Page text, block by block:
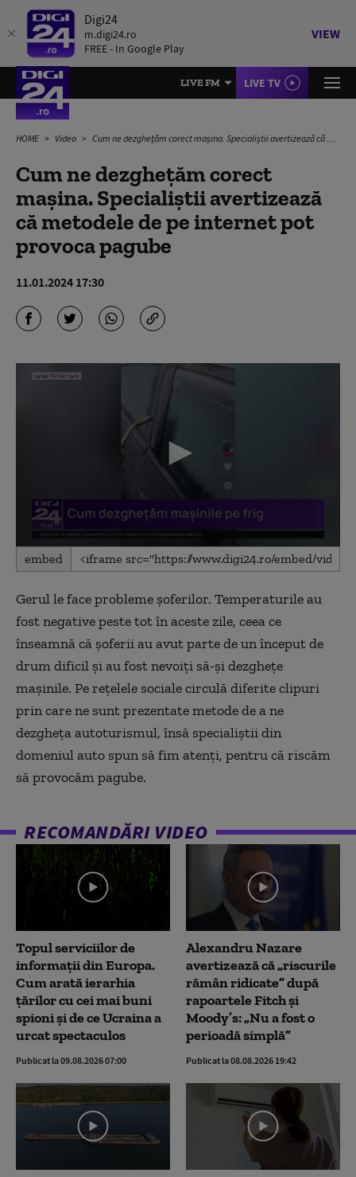
Digi24
m.digi24.ro
FREE - In Google Play
VIEW
LIVE FM LIVE TV
HOME Video Cum ne dezghețăm corect mașina. Specialiștii avertizează că metodele de pe internet pot provoca pagube
Cum ne dezghețăm corect
mașina. Specialiștii avertizează
că metodele de pe internet pot
provoca pagube
11.01.2024 17:30
0
seconds
minutes,
57
seconds
embed
Gerul le face probleme șoferilor. Temperaturile au
fost negative peste tot în aceste zile, ceea ce
înseamnă că șoferii au avut parte de un început de
drum dificil și au fost nevoiți să-și dezghețe
mașinile. Pe rețelele sociale circulă diferite clipuri
prin care ne sunt prezentate metode de a ne
dezgheța autoturismul, însă specialiștii din
domeniul auto spun să fim atenți, pentru că riscăm
să provocăm pagube.
RECOMANDĂRI VIDEO
Topul serviciilor de
informații din Europa.
Cum arată ierarhia
țărilor cu cei mai buni
spioni și de ce Ucraina a
urcat spectaculos
Publicat la 09.08.2026 07:00
Alexandru Nazare
avertizează că „riscurile
rămân ridicate” după
rapoartele Fitch și
Moody’s: „Nu a fost o
perioadă simplă”
Publicat la 08.08.2026 19:42